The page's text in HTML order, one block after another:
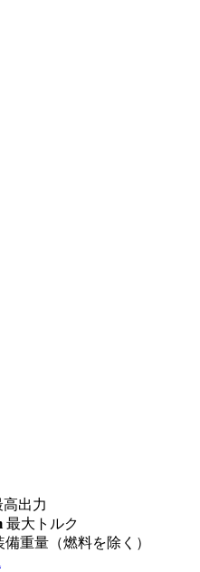
高出力
最大トルク
備重量（燃料を除く）